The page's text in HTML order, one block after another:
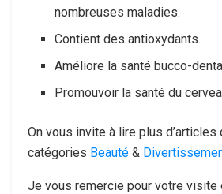
nombreuses maladies.
Contient des antioxydants.
Améliore la santé bucco-
Promouvoir la santé du
On vous invite à lire plus d’articles
catégories Beauté &
Je vous remercie pour votre visite